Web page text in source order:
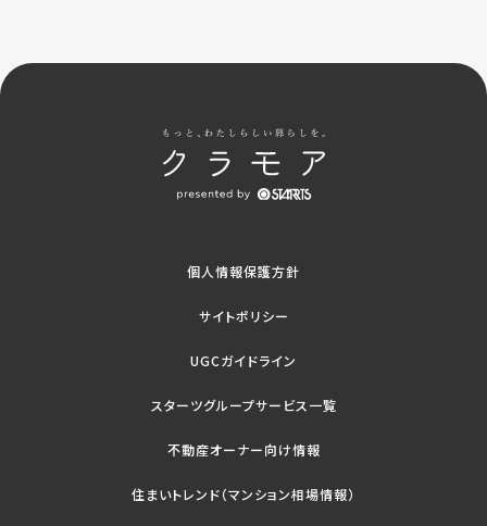
個人情報保護方針
サイトポリシー
UGCガイドライン
スターツグループサービス一覧
不動産オーナー向け情報
住まいトレンド（マンション相場情報）